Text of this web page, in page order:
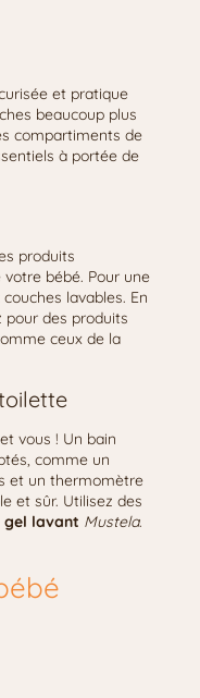
et pratique
beaucoup plus
compartiments de
à portée de
produits
bébé. Pour une
lavables. En
pour des produits
ceux de la
vous ! Un bain
comme un
et un thermomètre
et sûr. Utilisez des
gel lavant Mustela.